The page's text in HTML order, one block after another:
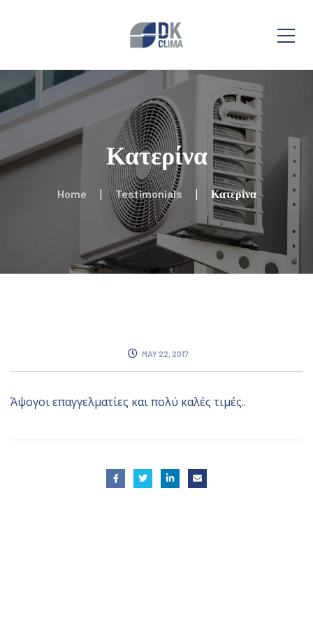
Κατερίνα
Home Testimonials Κατερίνα
MAY 22, 2017
Άψογοι επαγγελματίες και πολύ καλές τιμές..